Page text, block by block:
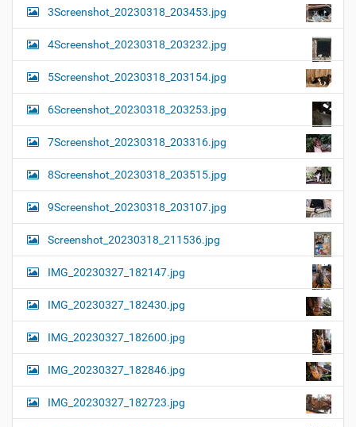
3Screenshot_20230318_203453.jpg
4Screenshot_20230318_203232.jpg
5Screenshot_20230318_203154.jpg
6Screenshot_20230318_203253.jpg
7Screenshot_20230318_203316.jpg
8Screenshot_20230318_203515.jpg
9Screenshot_20230318_203107.jpg
Screenshot_20230318_211536.jpg
IMG_20230327_182147.jpg
IMG_20230327_182430.jpg
IMG_20230327_182600.jpg
IMG_20230327_182846.jpg
IMG_20230327_182723.jpg